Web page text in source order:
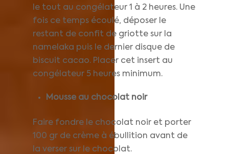
le tout au congélateur 1 à 2 heures. Une
fois ce temps écoulé, déposer le
restant de confit de griotte sur la
namelaka puis le dernier disque de
biscuit cacao. Placer cet insert au
congélateur 5 heures minimum.
Mousse au chocolat noir
Faire fondre le chocolat noir et porter
100 gr de crème à ébullition avant de
la verser sur le chocolat.